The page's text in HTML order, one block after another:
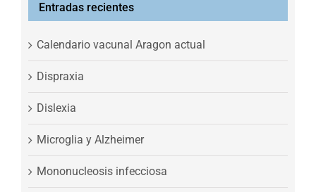
Entradas recientes
Calendario vacunal Aragon actual
Dispraxia
Dislexia
Microglia y Alzheimer
Mononucleosis infecciosa